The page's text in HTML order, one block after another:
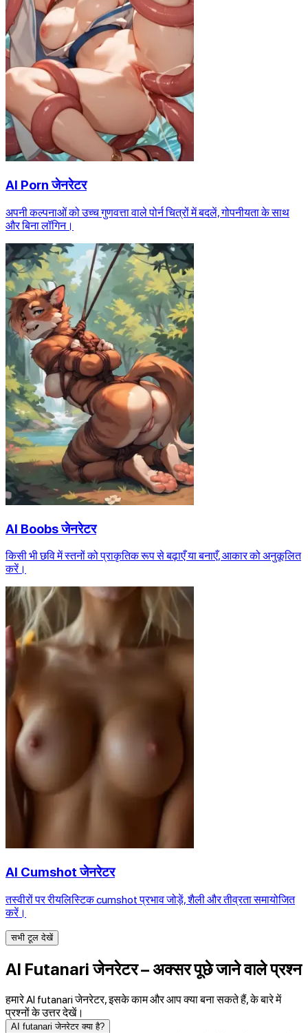
AI Porn जेनरेटर
अपनी कल्पनाओं को उच्च गुणवत्ता वाले पोर्न चित्रों में बदलें, गोपनीयता के साथ
और बिना लॉगिन।
AI Boobs जेनरेटर
किसी भी छवि में स्तनों को प्राकृतिक रूप से बढ़ाएँ या बनाएँ, आकार को अनुकूलित
करें।
AI Cumshot जेनरेटर
तस्वीरों पर रीयलिस्टिक cumshot प्रभाव जोड़ें, शैली और तीव्रता समायोजित
करें।
सभी टूल देखें
AI Futanari जेनरेटर – अक्सर पूछे जाने वाले प्रश्न
हमारे AI futanari जेनरेटर, इसके काम और आप क्या बना सकते हैं, के बारे में
प्रश्नों के उत्तर देखें।
AI futanari जेनरेटर क्या है?